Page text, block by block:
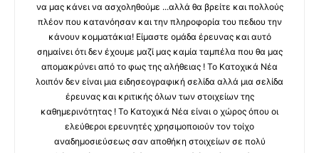
να μας κάνει να ασχοληθούμε ...αλλά θα βρείτε και πολλούς
πλέον που κατανόησαν και την πληροφορία του πεδιου την
κάνουν κομματάκια! Είμαστε ομάδα έρευνας και αυτό
σημαίνει ότι δεν έχουμε μαζί μας καμία ταμπέλα που θα μας
απομακρύνει από το φως της αλήθειας ! Το Κατοχικά Νέα
λοιπόν δεν είναι μια ειδησεογραφική σελίδα αλλά μια σελίδα
έρευνας και κριτικής όλων των στοιχείων της
καθημερινότητας ! Το Κατοχικά Νέα είναι ο χώρος όπου οι
ελεύθεροι ερευνητές χρησιμοποιούν τον τοίχο
αναδημοσιεύσεως σαν αποθήκη στοιχείων σε πολύ